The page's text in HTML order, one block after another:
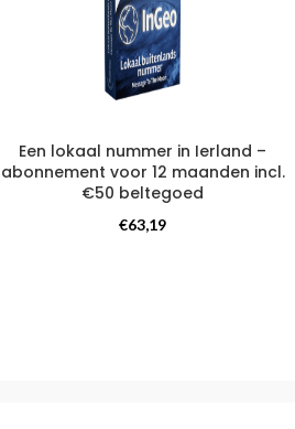
Een lokaal nummer in Ierland –
abonnement voor 12 maanden incl.
€50 beltegoed
Telefoonnummer
€63,19